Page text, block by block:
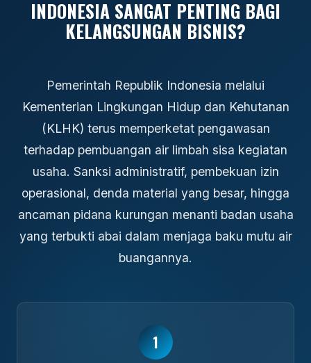
INDONESIA SANGAT PENTING BAGI
KELANGSUNGAN BISNIS?
Pemerintah Republik Indonesia melalui
Kementerian Lingkungan Hidup dan Kehutanan
(KLHK) terus memperketat pengawasan
terhadap pembuangan air limbah sisa kegiatan
usaha. Sanksi administratif, pembekuan izin
operasional, denda material yang besar, hingga
ancaman pidana kurungan menanti badan usaha
yang terbukti abai dalam menjaga baku mutu air
buangannya.
1